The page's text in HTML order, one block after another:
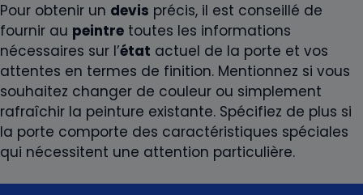
Pour obtenir un devis précis, il est conseillé de
fournir au peintre toutes les informations
nécessaires sur l’état actuel de la porte et vos
attentes en termes de finition. Mentionnez si vous
souhaitez changer de couleur ou simplement
rafraîchir la peinture existante. Spécifiez de plus si
la porte comporte des caractéristiques spéciales
qui nécessitent une attention particulière.